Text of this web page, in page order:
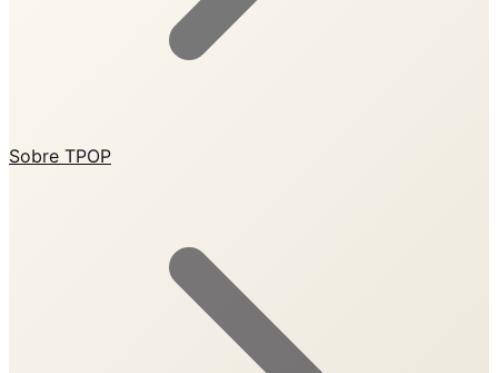
Sobre TPOP